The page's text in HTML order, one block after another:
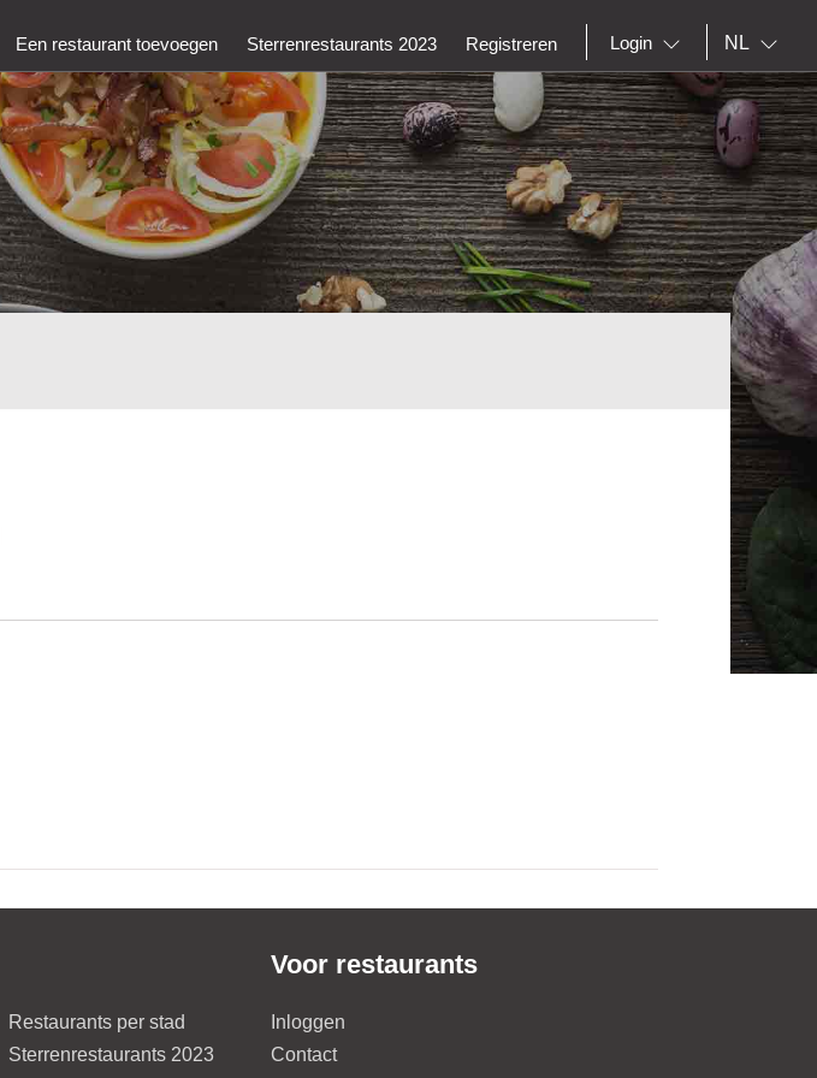
Een restaurant toevoegen Sterrenrestaurants 2023 Registreren Login NL
Restaurants per stad
Sterrenrestaurants 2023
Voor restaurants
Inloggen
Contact